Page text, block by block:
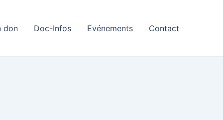
don Doc-Infos Evénements Contact